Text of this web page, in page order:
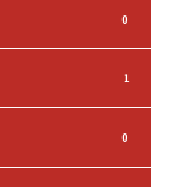
0
1
0